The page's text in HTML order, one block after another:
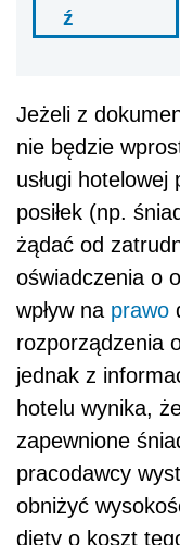
ź
Jeżeli z
nie będzie
usługi
posiłek (np.
żądać od
oświadczenia o
wpływ na prawo
rozporządzenia
jednak z
hotelu wynika,
zapewnione
pracodawcy
obniżyć
diety o koszt